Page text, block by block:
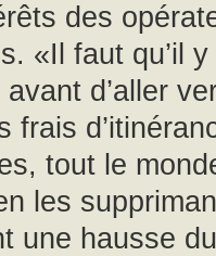
des
«Il faut qu’il
d’aller
frais
tout le
les
une hausse